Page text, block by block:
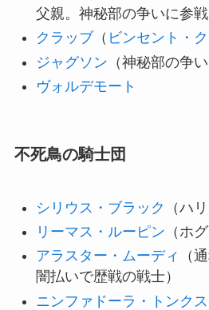
父親。神秘部の争いに参戦
クラッブ（ ビンセント・
ジャグソン （神秘部の争
ヴォルデモート
不死鳥の騎士団
シリウス・ブラック
（ハ
リーマス・ルーピン （ホ
アラスター・ムーディ
（
闇払いで歴戦の戦士）
ニンファドーラ・トンクス